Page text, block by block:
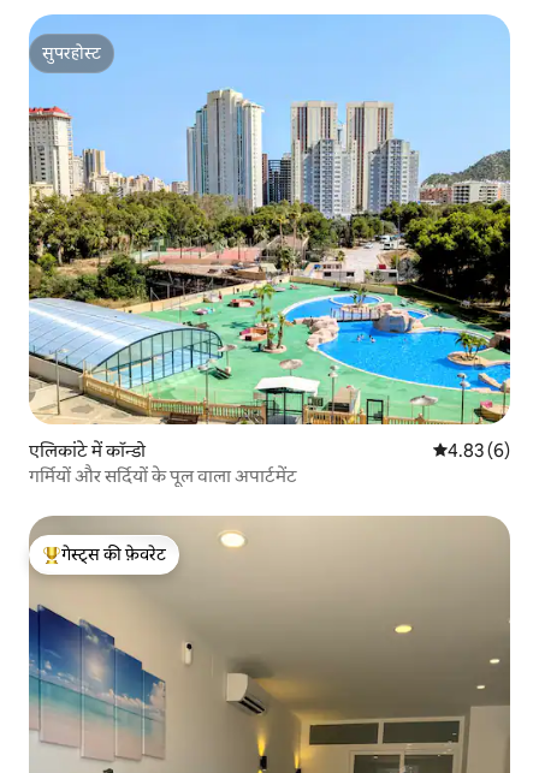
सुपरहोस्ट
सुपरहोस्ट
एलिकांटे में कॉन्डो औसत रेटिंग 5 में
4.83 (6)
गर्मियों और सर्दियों के पूल वाला अपार्टमेंट
गेस्ट्स का टॉप फ़ेवरेट
गेस्ट्स की फ़ेवरेट